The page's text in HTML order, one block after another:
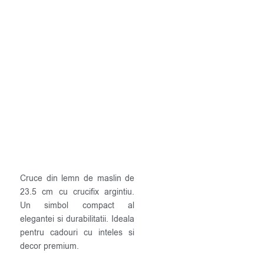
Cruce din lemn de maslin de
23.5 cm cu crucifix argintiu.
Un simbol compact al
elegantei si durabilitatii. Ideala
pentru cadouri cu inteles si
decor premium.